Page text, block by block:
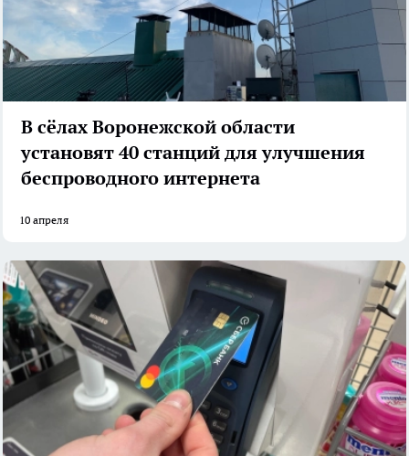
В сёлах Воронежской области
установят 40 станций для улучшения
беспроводного интернета
10 апреля